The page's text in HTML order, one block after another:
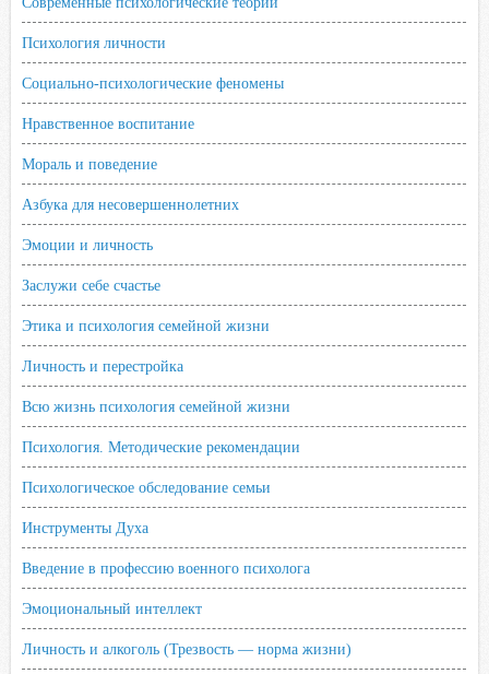
Психология личности
Социально-психологические феномены
Нравственное воспитание
Мораль и поведение
Азбука для несовершеннолетних
Эмоции и личность
Заслужи себе счастье
Этика и психология семейной жизни
Личность и перестройка
Всю жизнь психология семейной жизни
Психология. Методические рекомендации
Психологическое обследование семьи
Инструменты Духа
Введение в профессию военного психолога
Эмоциональный интеллект
Личность и алкоголь (Трезвость — норма жизни)